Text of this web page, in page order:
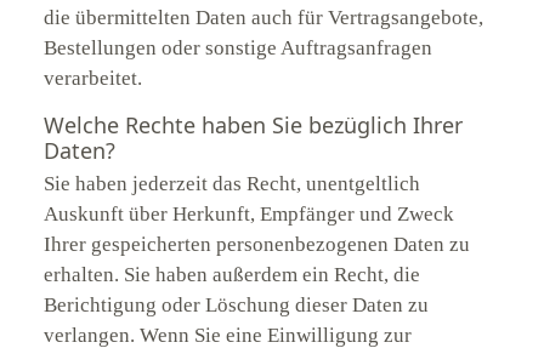
die übermittelten Daten auch für Vertragsangebote,
Bestellungen oder sonstige Auftragsanfragen
verarbeitet.
Welche Rechte haben Sie bezüglich Ihrer
Daten?
Sie haben jederzeit das Recht, unentgeltlich
Auskunft über Herkunft, Empfänger und Zweck
Ihrer gespeicherten personenbezogenen Daten zu
erhalten. Sie haben außerdem ein Recht, die
Berichtigung oder Löschung dieser Daten zu
verlangen. Wenn Sie eine Einwilligung zur